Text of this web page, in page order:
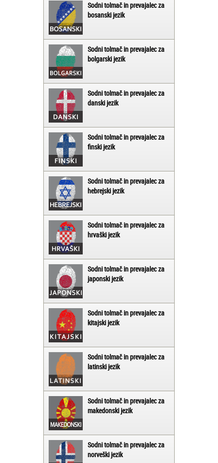
Sodni tolmač in prevajalec za
bosanski jezik
Sodni tolmač in prevajalec za
bolgarski jezik
Sodni tolmač in prevajalec za
danski jezik
Sodni tolmač in prevajalec za
finski jezik
Sodni tolmač in prevajalec za
hebrejski jezik
Sodni tolmač in prevajalec za
hrvaški jezik
Sodni tolmač in prevajalec za
japonski jezik
Sodni tolmač in prevajalec za
kitajski jezik
Sodni tolmač in prevajalec za
latinski jezik
Sodni tolmač in prevajalec za
makedonski jezik
Sodni tolmač in prevajalec za
norveški jezik